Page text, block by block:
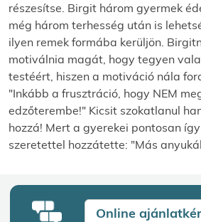
részesítse. Birgit három gyermek
még három terhesség után is
ilyen remek formába kerüljön.
motiválnia magát, hogy tegyen
testéért, hiszen a motiváció nála
"Inkább a frusztráció, hogy NEM
edzőterembe!" Kicsit szokatlanul
hozzá! Mert a gyerekei pontosan
szeretettel hozzátette: "Más
Online